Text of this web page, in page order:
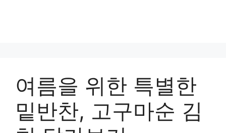
여름을 위한 특별한
밑반찬, 고구마순 김